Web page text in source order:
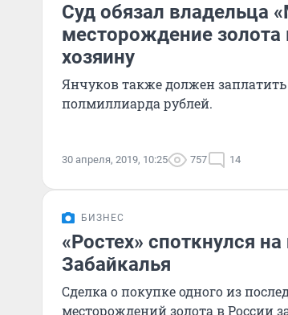
Суд обязал владельца
месторождение
хозяину
Янчуков также должен
полмиллиарда рублей.
30 апреля, 2019, 10:25 757 14
БИЗНЕС
«Ростех» споткнулся
Забайкалья
Сделка о покупке одного из
месторождений золота в России